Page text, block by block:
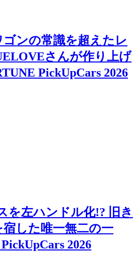
ンの常識を超えたレ
さんが作り上げ
PickUpCars 2026
を左ハンドル化!? 旧き
した唯一無二の一
2026